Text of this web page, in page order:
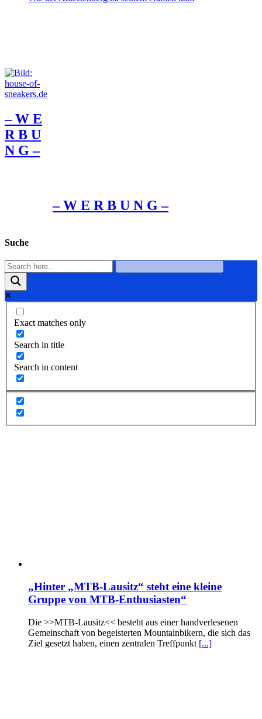
– W Ε
R Β U
Ν G –
– W Ε R Β U Ν G –
Suche
Exact matches only
Search in title
Search in content
„Hinter „MTB-Lausitz“ steht eine kleine
Gruppe von MTB-Enthusiasten“
Die >>MTB-Lausitz<< besteht aus einer handverlesenen
Gemeinschaft von begeisterten Mountainbikern, die sich das
Ziel gesetzt haben, einen zentralen Treffpunkt [...]